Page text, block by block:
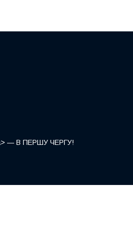
a> — В ПЕРШУ ЧЕРГУ!